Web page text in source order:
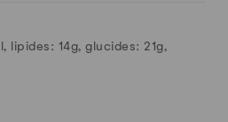
lipides: 14g, glucides: 21g,